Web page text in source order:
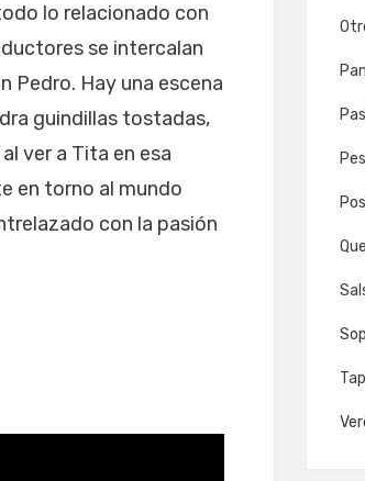
lo relacionado con
se intercalan
Pedro. Hay una escena
guindillas tostadas,
ver a Tita en esa
en torno al mundo
con la pasión